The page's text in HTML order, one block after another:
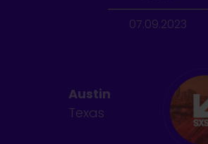
07.09.2023
Austin
Texas